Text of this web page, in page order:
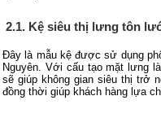
2.1. Kệ siêu thị lưng tôn
Đây là mẫu kệ được sử dụng
Nguyên. Với cấu tạo mặt lưng
sẽ giúp không gian siêu thị trở
đồng thời giúp khách hàng lựa